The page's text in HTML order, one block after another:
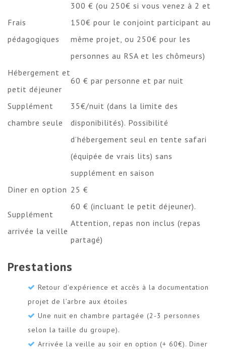
Frais
pédagogiques
300 € (ou 250€ si vous venez à 2 et
150€ pour le conjoint participant au
même projet, ou 250€ pour les
personnes au RSA et les chômeurs)
Hébergement et
petit déjeuner
60 € par personne et par nuit
Supplément
chambre seule
35€/nuit (dans la limite des
disponibilités). Possibilité
d’hébergement seul en tente safari
(équipée de vrais lits) sans
supplément en saison
Diner en option 25 €
Supplément
arrivée la veille
60 € (incluant le petit déjeuner).
Attention, repas non inclus (repas
partagé)
Prestations
Retour d’expérience et accès à la documentation
projet de l’arbre aux étoiles
Une nuit en chambre partagée (2-3 personnes
selon la taille du groupe).
Arrivée la veille au soir en option (+ 60€). Diner